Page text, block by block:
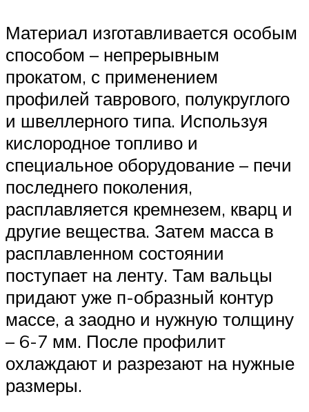
Материал изготавливается особым
способом – непрерывным
прокатом, с применением
профилей таврового, полукруглого
и швеллерного типа. Используя
кислородное топливо и
специальное оборудование – печи
последнего поколения,
расплавляется кремнезем, кварц и
другие вещества. Затем масса в
расплавленном состоянии
поступает на ленту. Там вальцы
придают уже п-образный контур
массе, а заодно и нужную толщину
– 6-7 мм. После профилит
охлаждают и разрезают на нужные
размеры.